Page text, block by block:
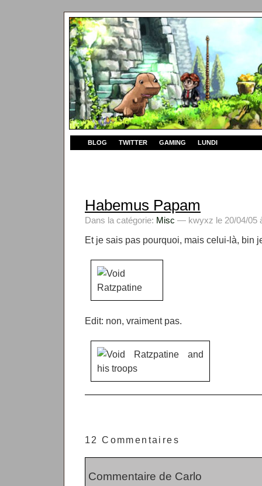
BLOG TWITTER GAMING LUNDI
Habemus Papam
Dans la catégorie: Misc — kwyxz le 20/04/05
Et je sais pas pourquoi, mais celui-là, bin
Edit: non, vraiment pas.
12 Commentaires
Commentaire de Carlo